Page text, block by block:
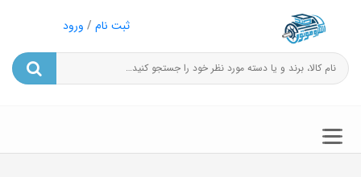
ثبت نام / ورود